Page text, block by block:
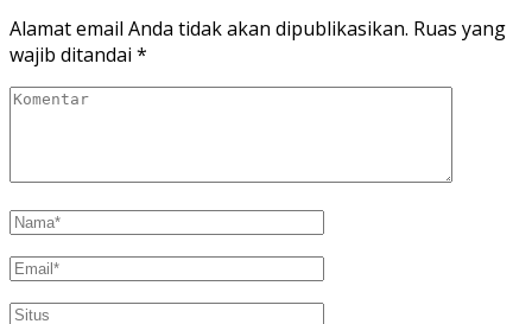
Alamat email Anda tidak akan dipublikasikan. Ruas yang
wajib ditandai *